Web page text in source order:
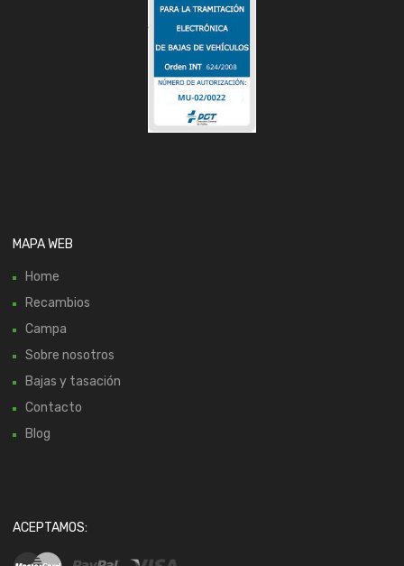
MAPA WEB
Home
Recambios
Campa
Sobre nosotros
Bajas y tasación
Contacto
Blog
ACEPTAMOS: